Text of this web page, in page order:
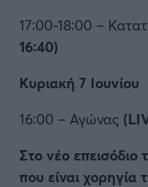
17:00-18:00 –
16:40)
Κυριακή 7 Ιουνίου
16:00 – Αγώνας
Στο νέο
που είναι χορηγία